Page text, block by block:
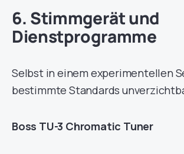
6. Stimmgerät und
Dienstprogramme
Selbst in einem experimentellen
bestimmte Standards
Boss TU-3 Chromatic Tuner